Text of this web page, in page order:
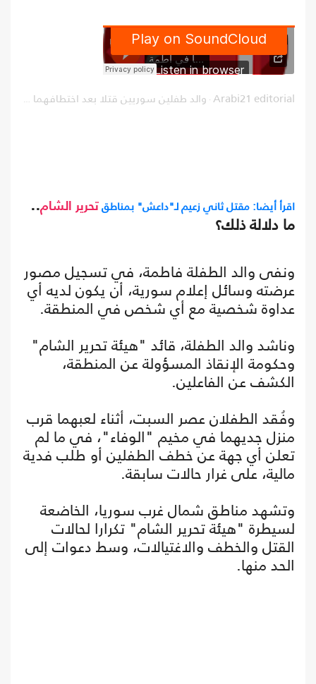
Arabi21 editorial
· والد طفلين سوريين قتلا بعد اختطافهما في أطمة
اقرأ أيضا: مقتل ثاني زعيم لـ"داعش" بمناطق تحرير الشام..
ما دلالة ذلك؟
ونفى والد الطفلة فاطمة، في تسجيل مصور
عرضته وسائل إعلام سورية، أن يكون لديه أي
عداوة شخصية مع أي شخص في المنطقة.
وناشد والد الطفلة، قائد "هيئة تحرير الشام"
وحكومة الإنقاذ المسؤولة عن المنطقة،
الكشف عن الفاعلين.
وفُقد الطفلان عصر السبت، أثناء لعبهما قرب
منزل جديهما في مخيم "الوفاء"، في ما لم
تعلن أي جهة عن خطف الطفلين أو طلب فدية
مالية، على غرار حالات سابقة.
وتشهد مناطق شمال غرب سوريا، الخاضعة
لسيطرة "هيئة تحرير الشام" تكرارا لحالات
القتل والخطف والاغتيالات، وسط دعوات إلى
الحد منها.